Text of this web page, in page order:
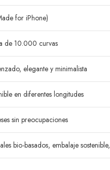
for iPhone)
de 10.000 curvas
elegante y minimalista
en diferentes longitudes
sin preocupaciones
bio-basados, embalaje